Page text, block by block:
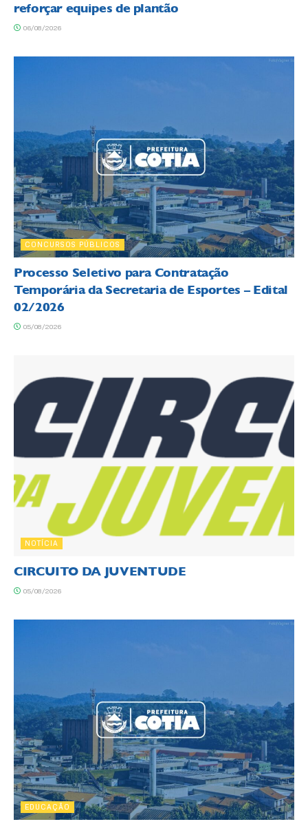
reforçar equipes de plantão
06/08/2026
CONCURSOS PÚBLICOS
Processo Seletivo para Contratação
Temporária da Secretaria de Esportes – Edital
02/2026
05/08/2026
NOTÍCIA
CIRCUITO DA JUVENTUDE
05/08/2026
EDUCAÇÃO